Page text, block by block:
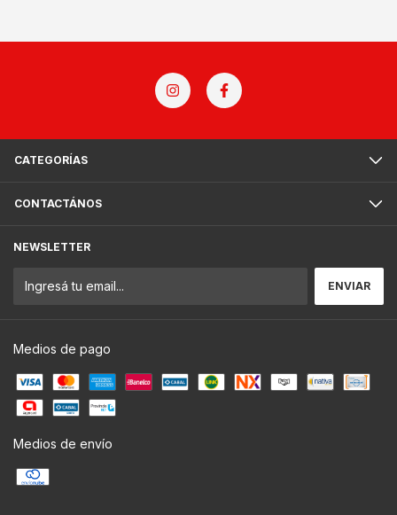
CATEGORÍAS
CONTACTÁNOS
NEWSLETTER
Medios de pago
Medios de envío